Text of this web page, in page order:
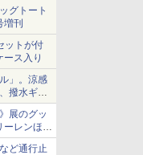
グトート
増刊
ットが付
ス入り
」。涼感
撥水ギア
展のグッ
ーレンほ
ど通行止